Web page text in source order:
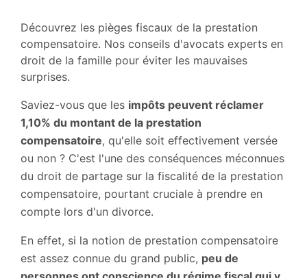
Découvrez les pièges fiscaux de la prestation
compensatoire. Nos conseils d'avocats experts en
droit de la famille pour éviter les mauvaises
surprises.
Saviez-vous que les impôts peuvent réclamer
1,10% du montant de la prestation
compensatoire, qu'elle soit effectivement versée
ou non ? C'est l'une des conséquences méconnues
du droit de partage sur la fiscalité de la prestation
compensatoire, pourtant cruciale à prendre en
compte lors d'un divorce.
En effet, si la notion de prestation compensatoire
est assez connue du grand public, peu de